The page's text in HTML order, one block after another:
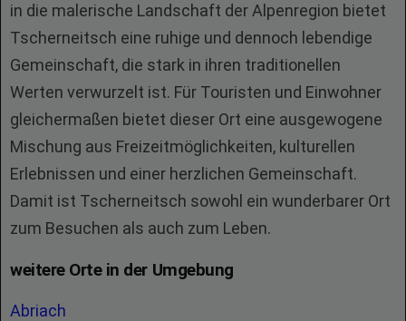
in die malerische Landschaft der Alpenregion bietet
Tscherneitsch eine ruhige und dennoch lebendige
Gemeinschaft, die stark in ihren traditionellen
Werten verwurzelt ist. Für Touristen und Einwohner
gleichermaßen bietet dieser Ort eine ausgewogene
Mischung aus Freizeitmöglichkeiten, kulturellen
Erlebnissen und einer herzlichen Gemeinschaft.
Damit ist Tscherneitsch sowohl ein wunderbarer Ort
zum Besuchen als auch zum Leben.
weitere Orte in der Umgebung
Abriach